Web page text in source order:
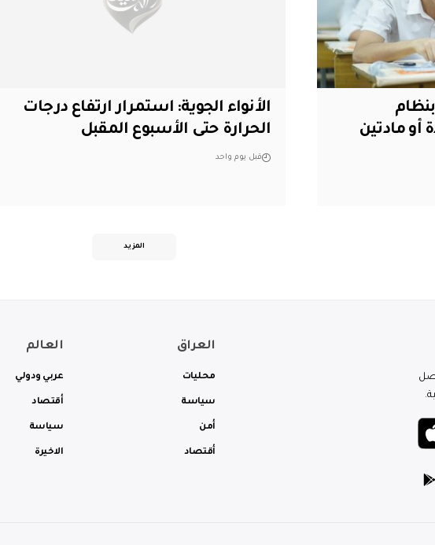
أو مادتين
الأنواء الجوية: استمرار ارتفاع درجات
الحرارة حتى الأسبوع المقبل
قبل يوم واحد
المزيد
العراق
محليات
سياسة
أمن
أقتصاد
العالم
عربي ودولي
أقتصاد
سياسة
الاخيرة